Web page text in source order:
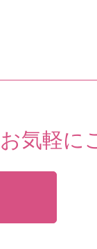
お気軽に